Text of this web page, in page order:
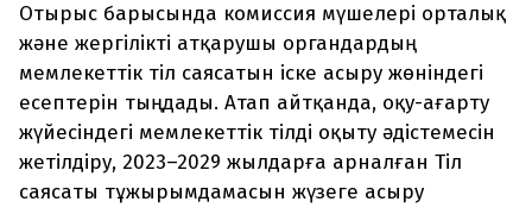
Отырыс барысында комиссия мүшелері орталық
және жергілікті атқарушы органдардың
мемлекеттік тіл саясатын іске асыру жөніндегі
есептерін тыңдады. Атап айтқанда, оқу-ағарту
жүйесіндегі мемлекеттік тілді оқыту әдістемесін
жетілдіру, 2023–2029 жылдарға арналған Тіл
саясаты тұжырымдамасын жүзеге асыру